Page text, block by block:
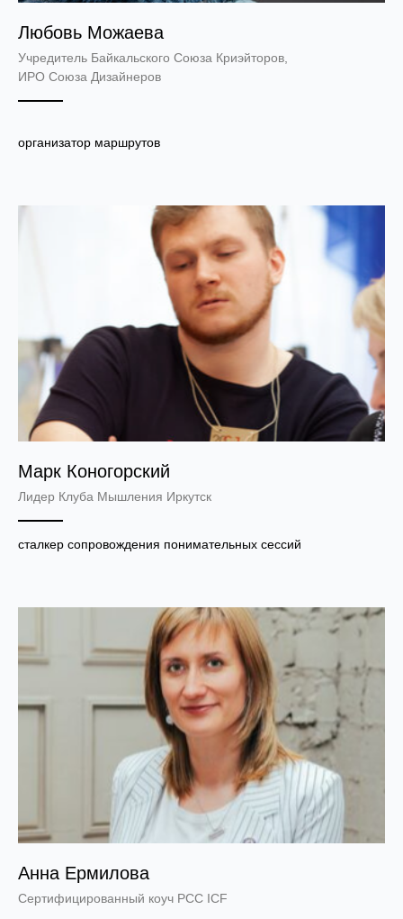
Любовь Можаева
Учредитель Байкальского Союза Криэйторов,
ИРО Союза Дизайнеров
организатор маршрутов
Марк Коногорский
Лидер Клуба Мышления Иркутск
сталкер сопровождения понимательных сессий
Анна Ермилова
Сертифицированный коуч PCC ICF